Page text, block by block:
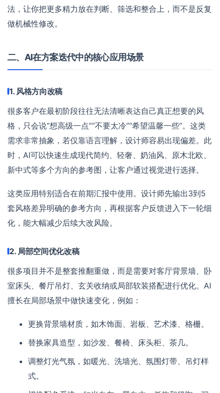
法，让你把更多精力放在判断、筛选和整合上，而不是反复
做机械性修改。
二、AI在方案迭代中的核心应用场景
1. 风格方向改稿
很多客户在最初阶段往往无法清晰表达自己真正想要的风
格，只会说“想高级一点”“不要太冷”“希望温馨一些”。这类
需求非常抽象，若仅靠语言理解，设计师容易出现偏差。此
时，AI可以快速生成现代简约、轻奢、奶油风、原木北欧、
新中式等多个方向的参考图，让客户通过视觉进行选择。
这类应用特别适合在前期汇报中使用。设计师先输出3到5
套风格差异明确的参考方向，再根据客户反馈进入下一轮细
化，能大幅减少后续大改风险。
2. 局部空间优化改稿
很多项目并不是整套推翻重做，而是需要对客厅背景墙、卧
室床头、餐厅吊灯、玄关收纳或局部软装搭配进行优化。AI
擅长在局部场景中做快速变化，例如：
更换背景墙材质，如木饰面、岩板、艺术漆、格栅。
替换家具造型，如沙发、餐椅、床头柜、茶几。
调整灯光气氛，如暖光、洗墙光、氛围灯带、吊灯样
式。